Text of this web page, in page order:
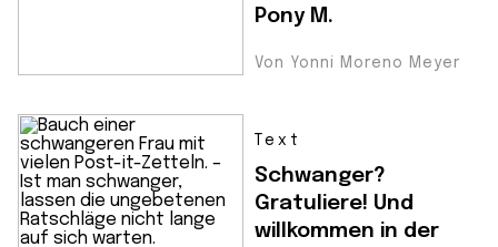
Pony M.
Von Yonni Moreno Meyer
Text
Schwanger?
Gratuliere! Und
willkommen in der